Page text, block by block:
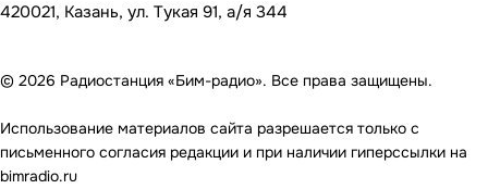
420021, Казань, ул. Тукая 91, а/я 344
© 2026 Радиостанция «Бим-радио». Все права защищены.
Использование материалов сайта разрешается только с
письменного согласия редакции и при наличии гиперссылки на
bimradio.ru